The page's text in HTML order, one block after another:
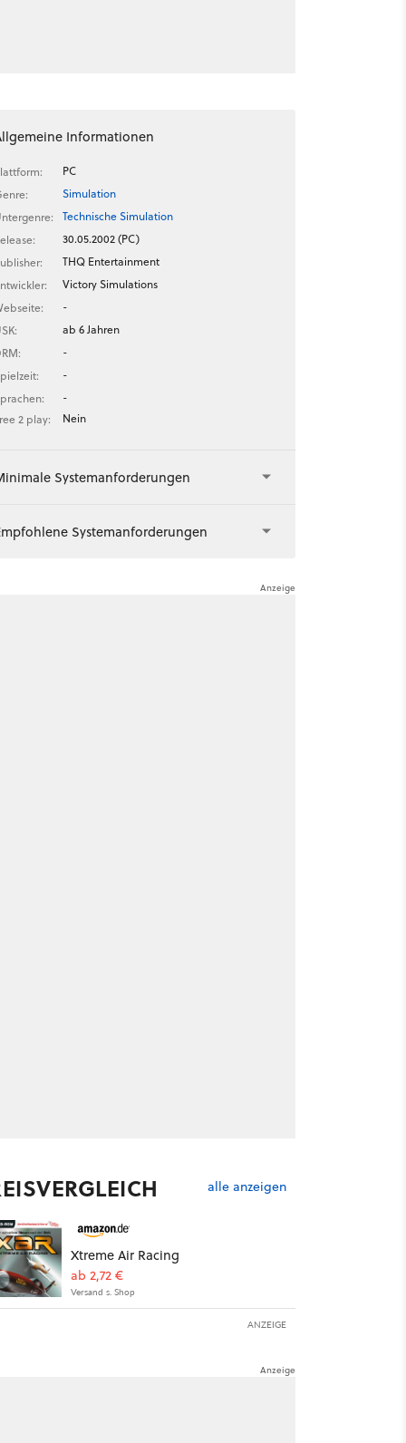
Informationen
PC
Simulation
Technische Simulation
30.05.2002 (PC)
THQ Entertainment
Victory Simulations
-
ab 6 Jahren
-
-
-
2 play:
Nein
Systemanforderungen
Systemanforderungen
alle anzeigen
Xtreme Air Racing
ab 2,72 €
Versand s. Shop
ANZEIGE